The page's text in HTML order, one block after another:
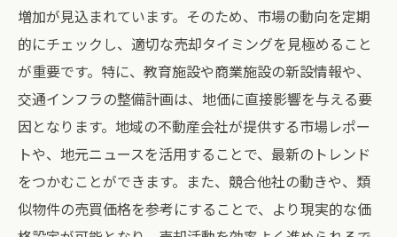
駅周辺の開発計画をリサーチする
交通アクセスの利便性をアピール
周辺施設の魅力を活かす方法
売却価格を高めるための効果的なアプロー
チ
地域住民のニーズを理解する
競合する物件との差別化を図る
地域の将来性を見据えた不動産会社選びの重要
増加が見込まれています。そのため、市場の動向を定期
的にチェックし、適切な売却タイミングを見極めること
が重要です。特に、教育施設や商業施設の新設情報や、
交通インフラの整備計画は、地価に直接影響を与える要
因となります。地域の不動産会社が提供する市場レポー
トや、地元ニュースを活用することで、最新のトレンド
をつかむことができます。また、競合他社の動きや、類
似物件の売買価格を参考にすることで、より現実的な価